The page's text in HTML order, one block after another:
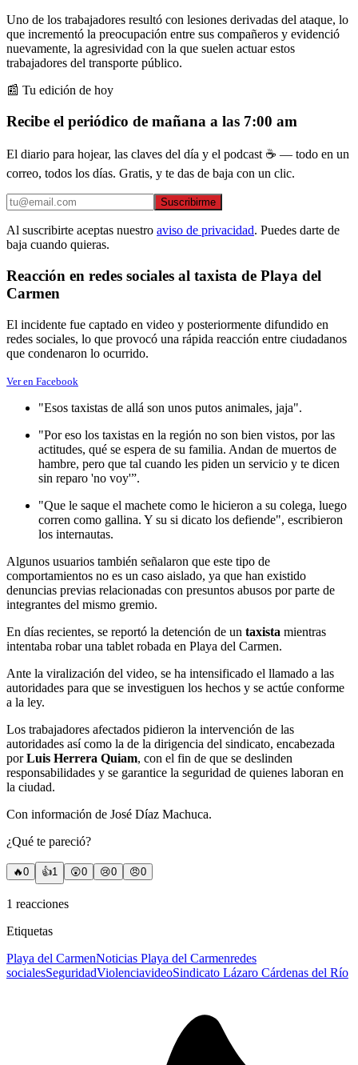
Uno de los trabajadores resultó con lesiones derivadas del ataque, lo
que incrementó la preocupación entre sus compañeros y evidenció
nuevamente, la agresividad con la que suelen actuar estos
trabajadores del transporte público.
📰 Tu edición de hoy
Recibe el periódico de mañana a las 7:00 am
El diario para hojear, las claves del día y el podcast ☕ — todo en un
correo, todos los días. Gratis, y te das de baja con un clic.
Suscribirme
Al suscribirte aceptas nuestro aviso de privacidad. Puedes darte de
baja cuando quieras.
Reacción en redes sociales al taxista de Playa del
Carmen
El incidente fue captado en video y posteriormente difundido en
redes sociales, lo que provocó una rápida reacción entre ciudadanos
que condenaron lo ocurrido.
Ver en Facebook
"Esos taxistas de allá son unos putos animales, jaja".
"Por eso los taxistas en la región no son bien vistos, por las
actitudes, qué se espera de su familia. Andan de muertos de
hambre, pero que tal cuando les piden un servicio y te dicen
sin reparo 'no voy'”.
"Que le saque el machete como le hicieron a su colega, luego
corren como gallina. Y su si dicato los defiende", escribieron
los internautas.
Algunos usuarios también señalaron que este tipo de
comportamientos no es un caso aislado, ya que han existido
denuncias previas relacionadas con presuntos abusos por parte de
integrantes del mismo gremio.
En días recientes, se reportó la detención de un taxista mientras
intentaba robar una tablet robada en Playa del Carmen.
Ante la viralización del video, se ha intensificado el llamado a las
autoridades para que se investiguen los hechos y se actúe conforme
a la ley.
Los trabajadores afectados pidieron la intervención de las
autoridades así como la de la dirigencia del sindicato, encabezada
porLuis Herrera Quiam, con el fin de que se deslinden
responsabilidades y se garantice la seguridad de quienes laboran en
la ciudad.
Con información de José Díaz Machuca.
¿Qué te pareció?
🔥0 👍1 😲0 😢0 😠0
1 reacciones
Etiquetas
Playa del CarmenNoticias Playa del Carmenredes
socialesSeguridadViolenciavideoSindicato Lázaro Cárdenas del Río